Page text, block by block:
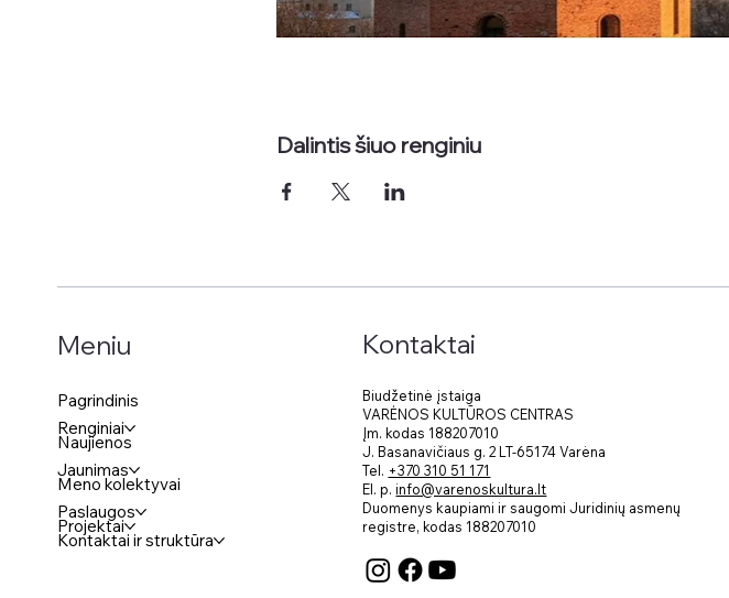
Dalintis šiuo renginiu
Meniu
Pagrindinis
Renginiai
Naujienos
Jaunimas
Meno kolektyvai
Paslaugos
Projektai
Kontaktai ir struktūra
Kontaktai
Biudžetinė įstaiga
VARĖNOS KULTŪROS CENTRAS
Įm. kodas 188207010
J. Basanavičiaus g. 2 LT-65174 Varėna
Tel. +370 310 51 171
El. p.info@varenoskultura.lt
Duomenys kaupiami ir saugomi Juridinių asmenų
registre, kodas 188207010